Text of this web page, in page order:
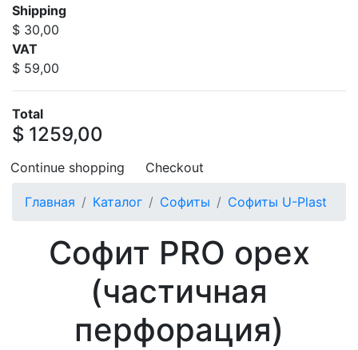
Shipping
$ 30,00
VAT
$ 59,00
Total
$ 1259,00
Continue shopping Checkout
Главная Каталог Софиты Софиты U-Plast
Софит PRO орех
(частичная
перфорация)